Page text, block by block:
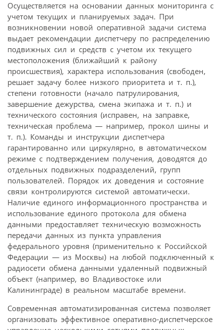
Осуществляется на основании данных мониторинга с
учетом текущих и планируемых задач. При
возникновении новой оперативной задачи система
выдает рекомендации диспетчеру по распределению
подвижных сил и средств с учетом их текущего
местоположения (ближайший к району
происшествия), характера использования (свободен,
решает задачу более низкого приоритета и т. п.),
степени готовности (начало патрулирования,
завершение дежурства, смена экипажа и т. п.) и
технического состояния (исправен, на заправке,
техническая проблема — например, прокол шины и
т. п.). Команды и инструкции диспетчера
гарантированно или циркулярно, в автоматическом
режиме с подтверждением получения, доводятся до
отдельных подвижных подразделений, групп
пользователей. Порядок их доведения и состояние
связи контролируются системой автоматически.
Наличие единого информационного пространства и
использование единого протокола для обмена
данными предоставляет техническую возможность
передачи данных из пункта управления
федерального уровня (применительно к Российской
Федерации — из Москвы) на любой подключенный к
радиосети обмена данными удаленный подвижный
объект (например, во Владивостоке или
Калининграде) в реальном масштабе времени.
Современная автоматизированная система позволяет
организовать эффективное оперативно-диспетчерское